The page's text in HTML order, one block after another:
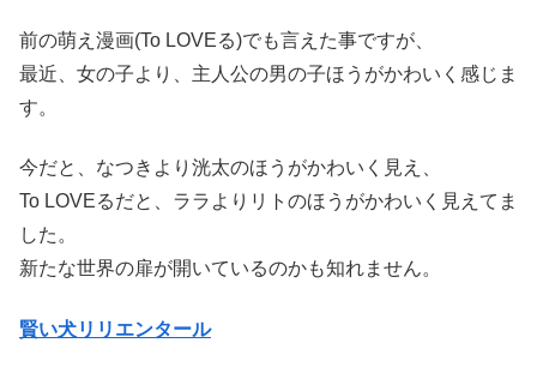
前の萌え漫画(To LOVEる)でも言えた事ですが、
最近、女の子より、主人公の男の子ほうがかわいく感じま
す。
今だと、なつきより洸太のほうがかわいく見え、
To LOVEるだと、ララよりリトのほうがかわいく見えてま
した。
新たな世界の扉が開いているのかも知れません。
賢い犬リリエンタール